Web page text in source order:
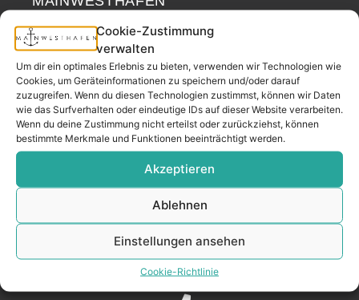
Cookie-Zustimmung
verwalten
Um dir ein optimales Erlebnis zu bieten, verwenden wir Technologien wie
Cookies, um Geräteinformationen zu speichern und/oder darauf
zuzugreifen. Wenn du diesen Technologien zustimmst, können wir Daten
wie das Surfverhalten oder eindeutige IDs auf dieser Website verarbeiten.
Wenn du deine Zustimmung nicht erteilst oder zurückziehst, können
bestimmte Merkmale und Funktionen beeinträchtigt werden.
Akzeptieren
Ablehnen
Einstellungen ansehen
Cookie-Richtlinie
IMMOBILIEN
Ihr Immobilienpartner
aus der
Nachbarschaft.
– seit 2017.
Widerrufsrecht
Adresse
Mainwesthafen Immobilien Speicherstraße 5
60327 Frankfurt